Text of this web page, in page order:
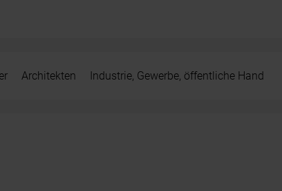
Architekten Industrie, Gewerbe, öffentliche Hand